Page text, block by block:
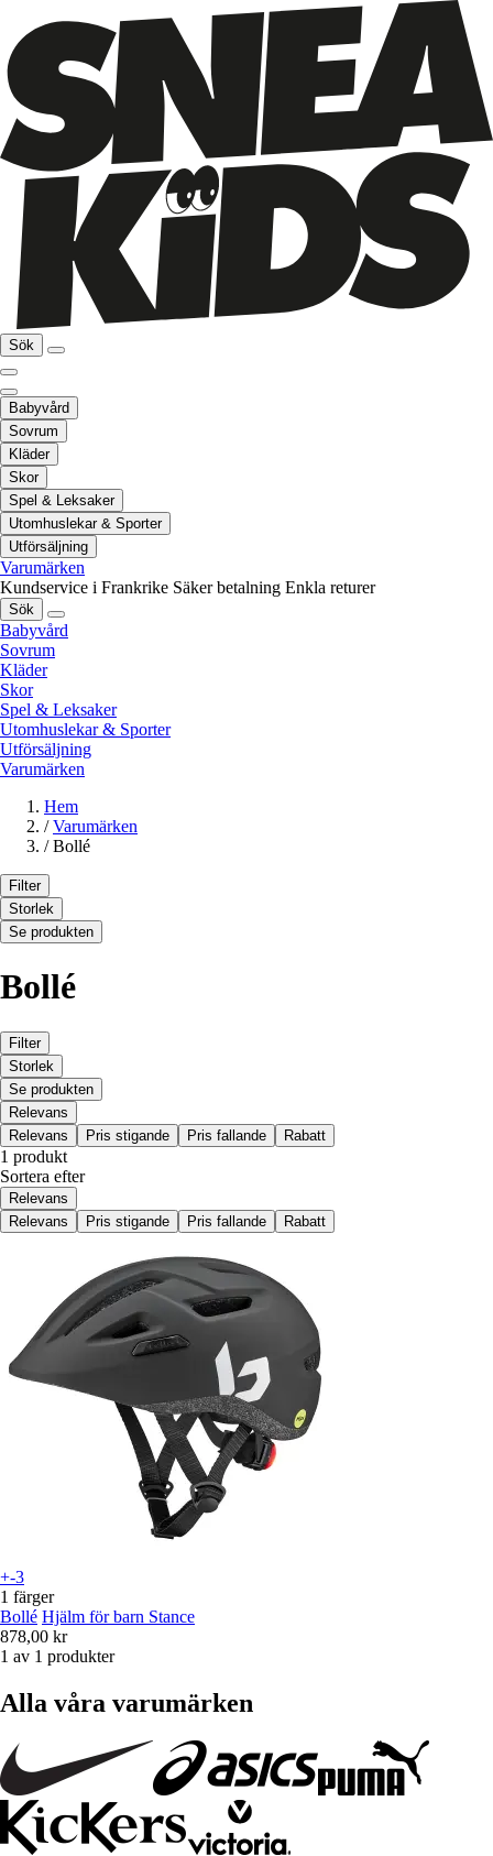
Sök
Babyvård
Sovrum
Kläder
Skor
Spel & Leksaker
Utomhuslekar & Sporter
Utförsäljning
Varumärken
Kundservice i Frankrike Säker betalning Enkla returer
Sök
Babyvård
Sovrum
Kläder
Skor
Spel & Leksaker
Utomhuslekar & Sporter
Utförsäljning
Varumärken
Hem
/ Varumärken
/ Bollé
Filter
Storlek
Se produkten
Bollé
Filter
Storlek
Se produkten
Relevans
Relevans
Pris stigande Pris fallande Rabatt
1 produkt
Sortera efter
Relevans
Relevans
Pris stigande Pris fallande Rabatt
+-3
1 färger
Bollé Hjälm för barn Stance
878,00 kr
1 av 1 produkter
Alla våra varumärken